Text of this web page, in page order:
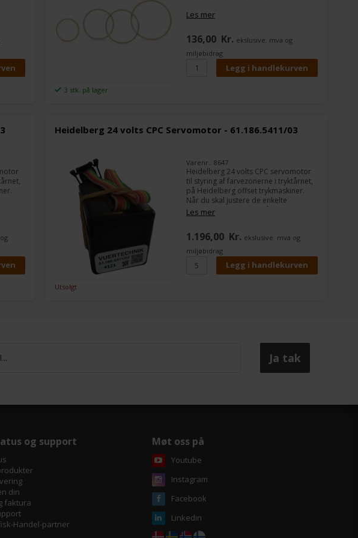
3 stk. på lager
Antal: 6 stk/pose
Passer til: Heidelberg MO og GTO
Heidelbergs artikel nr. 00.580.1069
Les mer
136,00 Kr. ekslusive. mva og
miljøbidrag
og
SM
Heidelberg 24 volts CPC Servomotor - 61.186.5411/03
Utsolgt
Varenr.: 8647
Heidelberg 24 volts CPC servomotor
til styring af farvezonerne i tryktårnet,
på Heidelberg offset trykmaskiner.
Når du skal justere de enkelte
farvezoner fra pulten, så er det vigtig
at alle servomotorer virker korrekt.
trykker har derfor altid flere nye
liggende i skuffen.
Udskiftningen kan du let selv klare og
kræver ikke teknikker hjælp.
Servomotor passer bl.a. til Heidelberg
PM 52, SM 52, SM 72, SM 74, CD 74, SM
102, CD 102 og enkelte MO maskiner.
Les mer
1.196,00 Kr. ekslusive. mva og
miljøbidrag
og support
din
faktura
Handel-partner
Møt oss på
Youtube
Instagram
Facebook
Linkedin